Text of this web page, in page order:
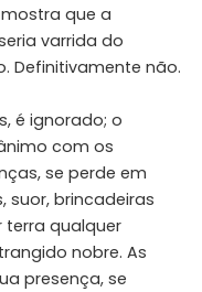
que a
varrida do
Definitivamente não.
é ignorado; o
com os
se perde em
suor, brincadeiras
qualquer
nobre. As
presença, se